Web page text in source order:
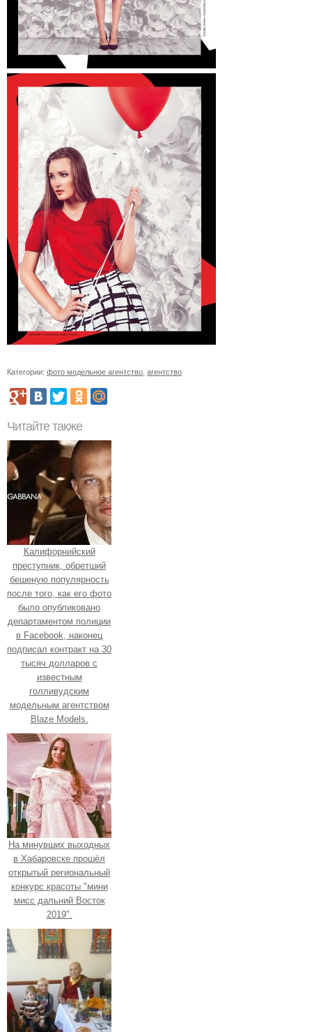
Категории: фото модельное агентство агентство
Читайте также
Калифорнийский
преступник, обретший
бешеную популярность
после того, как его фото
было опубликовано
департаментом полиции
в Facebook, наконец
подписал контракт на 30
тысяч долларов с
известным
голливудским
модельным агентством
Blaze Models.
На минувших выходных
в Хабаровске прошёл
открытый региональный
конкурс красоты "мини
мисс дальний Восток
2019".